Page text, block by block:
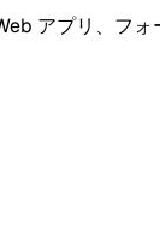
アプリ、フォ